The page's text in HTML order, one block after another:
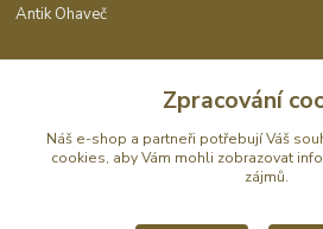
Antik Ohaveč
info@antik-prodej.cz
Zpracování
Náš e-shop a partneři potřebují Váš
cookies, aby Vám mohli zobrazovat
zájmů.